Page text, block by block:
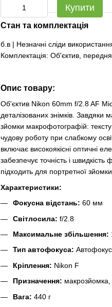
Купити
Стан та комплектація
б.в | Незначні сліди
Комплектація: Об'єктив,
Опис товару:
Об'єктив Nikon 60mm f/2.8 AF
деталізованих знімків.
зйомки макрофотографій:
чудову роботу при слабкому
включає високоякісні оптичні
забезпечує точність і
підходить для портретної
Характеристики:
Фокусна відстань: 60 мм
Світлосила: f/2.8
Максимальне збільшення:
Тип автофокуса:
Кріплення: Nikon F
Призначення: макрозйомка,
Вага: 440 г